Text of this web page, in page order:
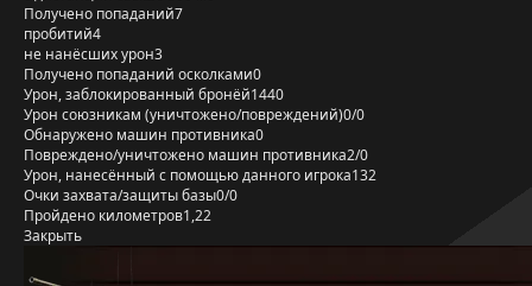
Получено попаданий7
пробитий4
не нанёсших урон3
Получено попаданий осколками0
Урон, заблокированный бронёй1440
Урон союзникам (уничтожено/повреждений)0/0
Обнаружено машин противника0
Повреждено/уничтожено машин противника2/0
Урон, нанесённый с помощью данного игрока132
Очки захвата/защиты базы0/0
Пройдено километров1,22
Закрыть